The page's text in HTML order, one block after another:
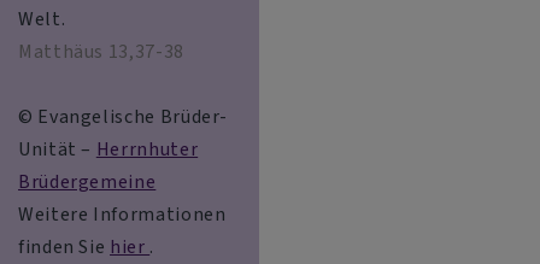
Welt.
Matthäus 13,37-38
© Evangelische Brüder-
Unität – Herrnhuter
Brüdergemeine
Weitere Informationen
finden Sie hier .